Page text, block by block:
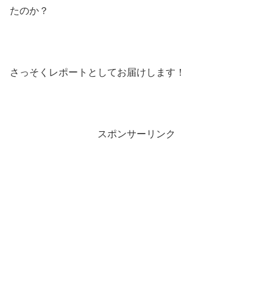
たのか？
さっそくレポートとしてお届けします！
スポンサーリンク